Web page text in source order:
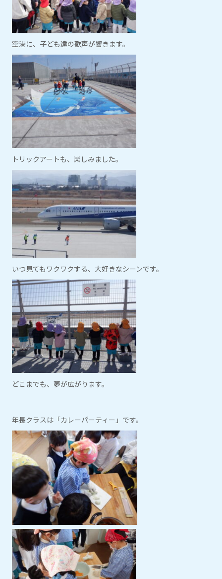
空港に、子ども達の歌声が響きます。
トリックアートも、楽しみました。
いつ見てもワクワクする、大好きなシーンです。
どこまでも、夢が広がります。
年長クラスは「カレーパーティー」です。